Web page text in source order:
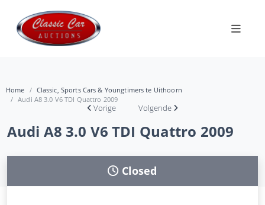
Home
Classic, Sports Cars & Youngtimers te Uithoorn
Audi A8 3.0 V6 TDI Quattro 2009
Vorige Volgende
Audi A8 3.0 V6 TDI Quattro 2009
Closed